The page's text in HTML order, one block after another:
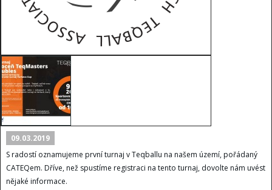
09.03.2019
S radostí oznamujeme první turnaj v Teqballu na našem území, pořádaný
CATEQem. Dříve, než spustíme registraci na tento turnaj, dovolte nám uvést
nějaké informace.